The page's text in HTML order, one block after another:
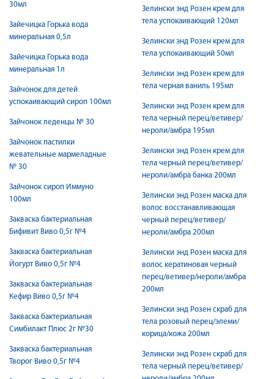
30мл
Зайечицка Горька вода
минеральная 0,5л
Зайечицка Горька вода
минеральная 1л
Зайчонок для детей
успокаивающий сироп 100мл
Зайчонок леденцы № 30
Зайчонок пастилки
жевательные мармеладные
№ 30
Зайчонок сироп Иммуно
100мл
Закваска бактериальная
Бифивит Виво 0,5г №4
Закваска бактериальная
Йогурт Виво 0,5г №4
Закваска бактериальная
Кефир Виво 0,5г №4
Закваска бактериальная
Симбилакт Плюс 2г №30
Закваска бактериальная
Творог Виво 0,5г №4
Зелински энд Розен крем для
тела успокаивающий 120мл
Зелински энд Розен крем для
тела успокаивающий 50мл
Зелински энд Розен крем для
тела черная ваниль 195мл
Зелински энд Розен крем для
тела черный перец/ветивер/
нероли/амбра 195мл
Зелински энд Розен крем для
тела черный перец/ветивер/
нероли/амбра банка 200мл
Зелински энд Розен маска для
волос восстанавливающая
черный перец/ветивер/
нероли/амбра 200мл
Зелински энд Розен маска для
волос кератиновая черный
перец/ветивер/нероли/амбра
200мл
Зелински энд Розен скраб для
тела розовый перец/элеми/
корица/кожа 200мл
Зелински энд Розен скраб для
тела черный перец/ветивер/